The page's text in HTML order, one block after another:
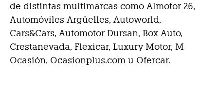
de distintas multimarcas como Almotor 26,
Automóviles Argüelles, Autoworld,
Cars&Cars, Automotor Dursan, Box Auto,
Crestanevada, Flexicar, Luxury Motor, M
Ocasión, Ocasionplus.com u Ofercar.